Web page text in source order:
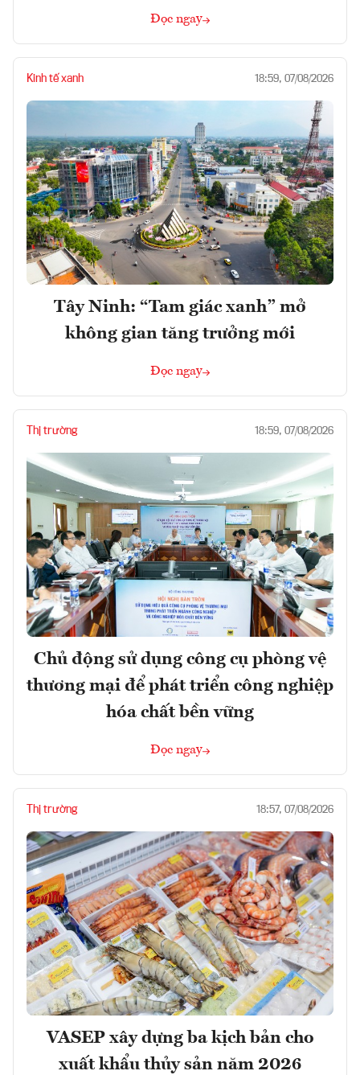
Đọc ngay
Kinh tế xanh 18:59, 07/08/2026
Tây Ninh: “Tam giác xanh” mở
không gian tăng trưởng mới
Đọc ngay
Thị trường 18:59, 07/08/2026
Chủ động sử dụng công cụ phòng vệ
thương mại để phát triển công nghiệp
hóa chất bền vững
Đọc ngay
Thị trường 18:57, 07/08/2026
VASEP xây dựng ba kịch bản cho
xuất khẩu thủy sản năm 2026